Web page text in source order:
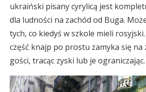
ukraiński pisany cyrylicą jest
dla ludności na zachód od Buga.
tych, co kiedyś w szkole mieli
część knajp po prostu zamyka się na
gości, tracąc zyski lub je ograniczając.